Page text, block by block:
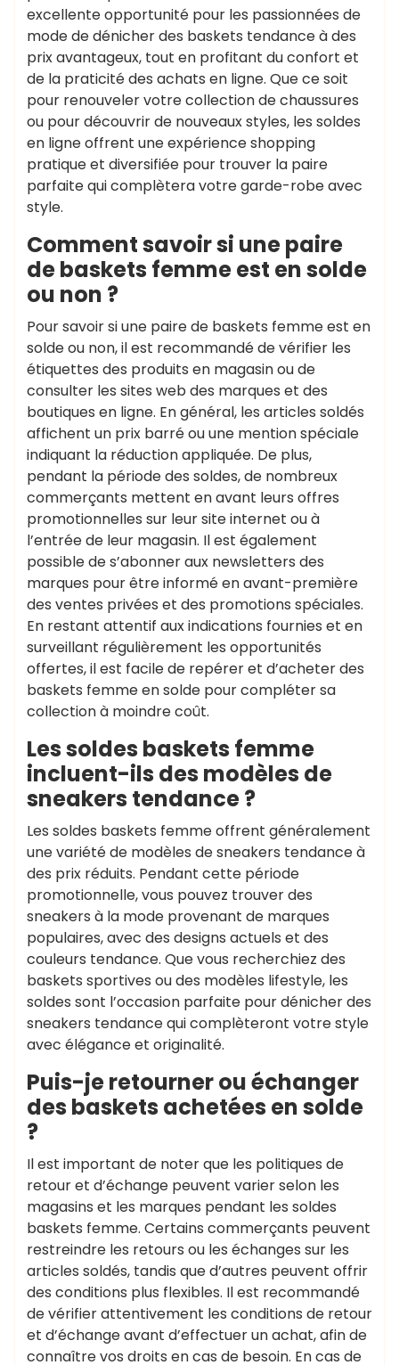
excellente opportunité pour les passionnées de
mode de dénicher des baskets tendance à des
prix avantageux, tout en profitant du confort et
de la praticité des achats en ligne. Que ce soit
pour renouveler votre collection de chaussures
ou pour découvrir de nouveaux styles, les soldes
en ligne offrent une expérience shopping
pratique et diversifiée pour trouver la paire
parfaite qui complètera votre garde-robe avec
style.
Comment savoir si une paire
de baskets femme est en solde
ou non ?
Pour savoir si une paire de baskets femme est en
solde ou non, il est recommandé de vérifier les
étiquettes des produits en magasin ou de
consulter les sites web des marques et des
boutiques en ligne. En général, les articles soldés
affichent un prix barré ou une mention spéciale
indiquant la réduction appliquée. De plus,
pendant la période des soldes, de nombreux
commerçants mettent en avant leurs offres
promotionnelles sur leur site internet ou à
l’entrée de leur magasin. Il est également
possible de s’abonner aux newsletters des
marques pour être informé en avant-première
des ventes privées et des promotions spéciales.
En restant attentif aux indications fournies et en
surveillant régulièrement les opportunités
offertes, il est facile de repérer et d’acheter des
baskets femme en solde pour compléter sa
collection à moindre coût.
Les soldes baskets femme
incluent-ils des modèles de
sneakers tendance ?
Les soldes baskets femme offrent généralement
une variété de modèles de sneakers tendance à
des prix réduits. Pendant cette période
promotionnelle, vous pouvez trouver des
sneakers à la mode provenant de marques
populaires, avec des designs actuels et des
couleurs tendance. Que vous recherchiez des
baskets sportives ou des modèles lifestyle, les
soldes sont l’occasion parfaite pour dénicher des
sneakers tendance qui complèteront votre style
avec élégance et originalité.
Puis-je retourner ou échanger
des baskets achetées en solde
?
Il est important de noter que les politiques de
retour et d’échange peuvent varier selon les
magasins et les marques pendant les soldes
baskets femme. Certains commerçants peuvent
restreindre les retours ou les échanges sur les
articles soldés, tandis que d’autres peuvent offrir
des conditions plus flexibles. Il est recommandé
de vérifier attentivement les conditions de retour
et d’échange avant d’effectuer un achat, afin de
connaître vos droits en cas de besoin. En cas de